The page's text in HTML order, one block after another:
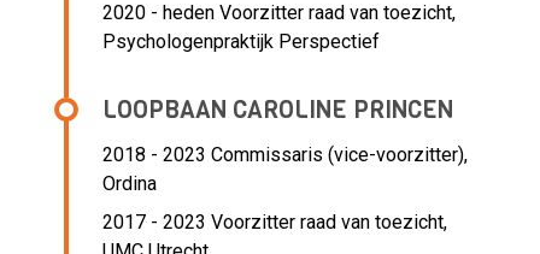
2020 - heden Voorzitter raad van toezicht,
Psychologenpraktijk Perspectief
LOOPBAAN CAROLINE PRINCEN
2018 - 2023 Commissaris (vice-voorzitter),
Ordina
2017 - 2023 Voorzitter raad van toezicht,